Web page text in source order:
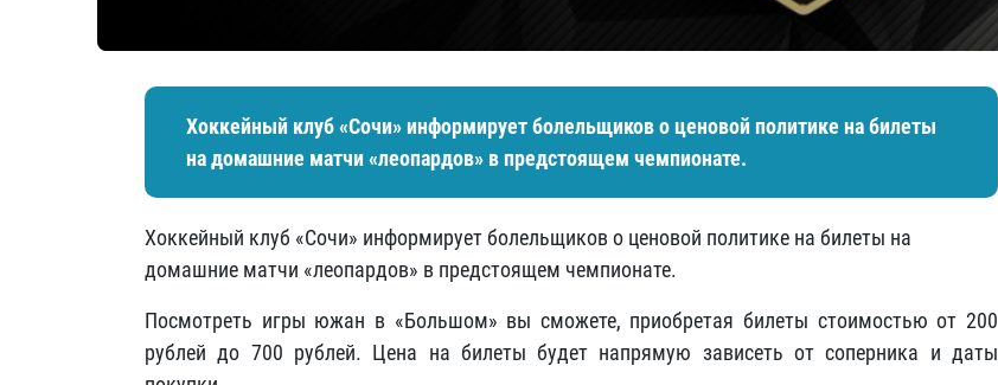
Хоккейный клуб «Сочи» информирует болельщиков о ценовой политике на билеты
на домашние матчи «леопардов» в предстоящем чемпионате.
Хоккейный клуб «Сочи» информирует болельщиков о ценовой политике на билеты на
домашние матчи «леопардов» в предстоящем чемпионате.
Посмотреть игры южан в «Большом» вы сможете, приобретая билеты стоимостью от 200
рублей до 700 рублей. Цена на билеты будет напрямую зависеть от соперника и даты